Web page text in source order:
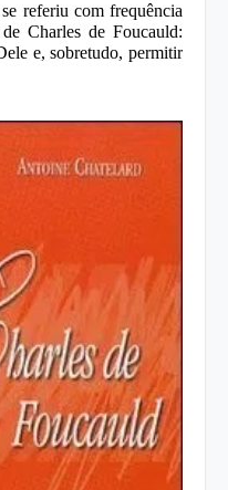
se referiu com frequência
deCharles de Foucauld:
e, sobretudo, permitir